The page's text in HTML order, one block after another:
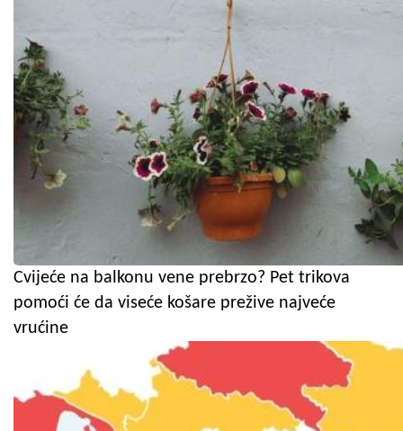
Cvijeće na balkonu vene prebrzo? Pet trikova
pomoći će da viseće košare prežive najveće
vrućine